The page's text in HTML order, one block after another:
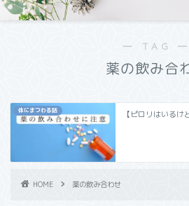
― TAG ―
薬の飲み合
体にまつわる話 【ピロリはいるけ
HOME 薬の飲み合わせ